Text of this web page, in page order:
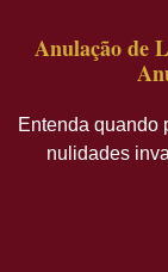
Anulação de
Entenda quando
nulidades